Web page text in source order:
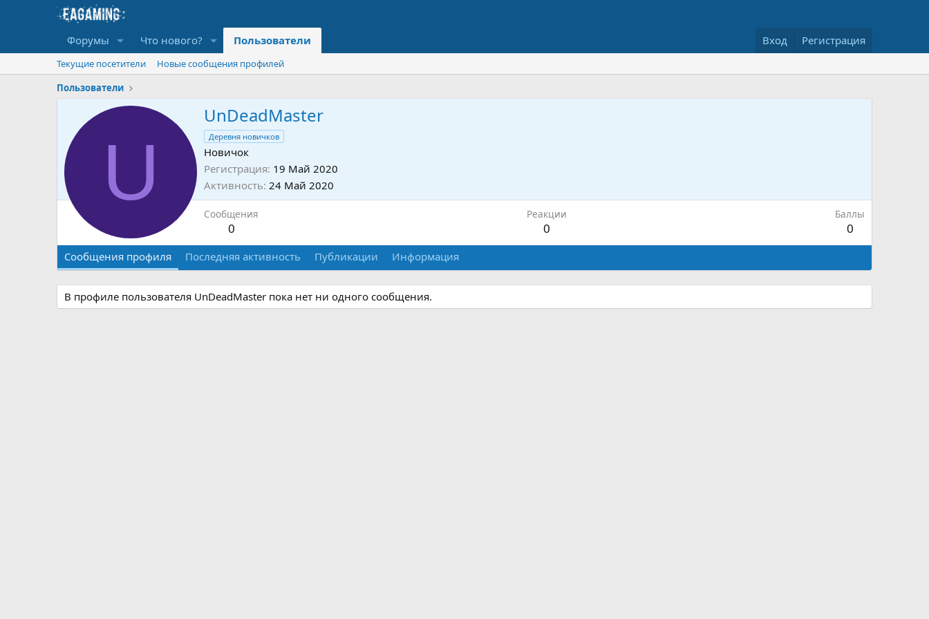
Форумы Что нового? Пользователи Вход Регистрация
Текущие посетители
Новые сообщения профилей
Пользователи
U
UnDeadMaster
Деревня новичков
Новичок
Регистрация 19 Май 2020
Активность 24 Май 2020
Сообщения
0
Реакции
0
Баллы
0
Сообщения профиля Последняя активность Публикации Информация
В профиле пользователя UnDeadMaster пока нет ни одного сообщения.